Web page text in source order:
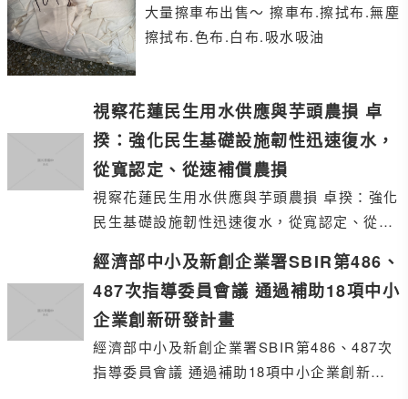
大量擦車布出售～ 擦車布.擦拭布.無塵
擦拭布.色布.白布.吸水吸油
視察花蓮民生用水供應與芋頭農損 卓
揆：強化民生基礎設施韌性迅速復水，
從寬認定、從速補償農損
視察花蓮民生用水供應與芋頭農損 卓揆：強化
民生基礎設施韌性迅速復水，從寬認定、從速
經濟部中小及新創企業署SBIR第486、
487次指導委員會議 通過補助18項中小
企業創新研發計畫
經濟部中小及新創企業署SBIR第486、487次
指導委員會議 通過補助18項中小企業創新研